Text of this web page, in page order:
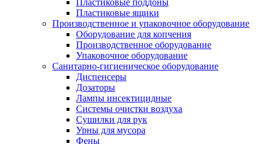
Пластиковые поддоны
Пластиковые ящики
Производственное и упаковочное оборудование
Оборудование для копчения
Производственное оборудование
Упаковочное оборудование
Санитарно-гигиеническое оборудование
Диспенсеры
Дозаторы
Лампы инсектицидные
Системы очистки воздуха
Сушилки для рук
Урны для мусора
Фены